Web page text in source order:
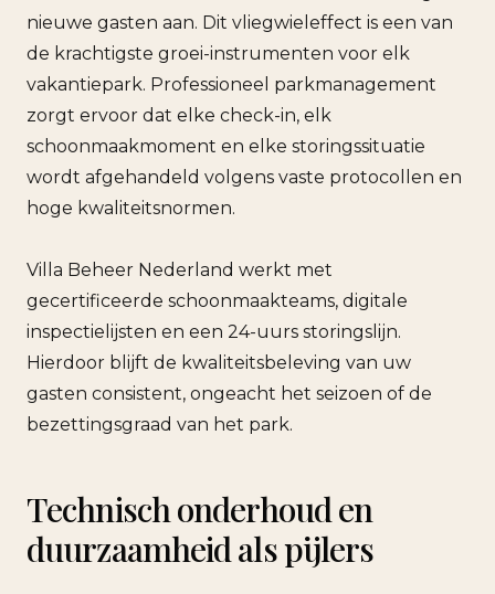
nieuwe gasten aan. Dit vliegwieleffect is een van
de krachtigste groei-instrumenten voor elk
vakantiepark. Professioneel parkmanagement
zorgt ervoor dat elke check-in, elk
schoonmaakmoment en elke storingssituatie
wordt afgehandeld volgens vaste protocollen en
hoge kwaliteitsnormen.
Villa Beheer Nederland werkt met
gecertificeerde schoonmaakteams, digitale
inspectielijsten en een 24-uurs storingslijn.
Hierdoor blijft de kwaliteitsbeleving van uw
gasten consistent, ongeacht het seizoen of de
bezettingsgraad van het park.
Technisch onderhoud en
duurzaamheid als pijlers